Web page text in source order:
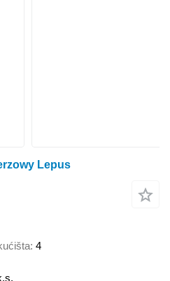
Lepus
4